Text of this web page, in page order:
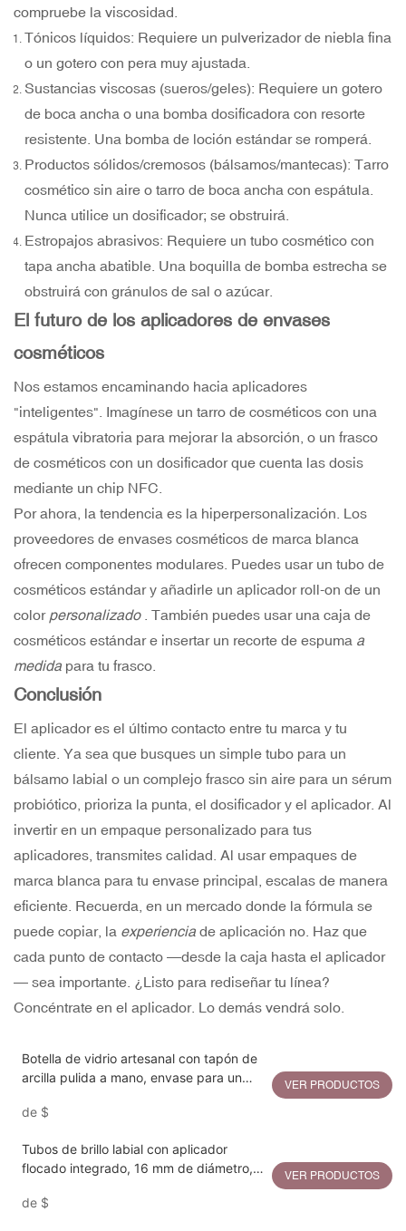
compruebe la viscosidad.
Tónicos líquidos: Requiere un pulverizador de niebla fina
o un gotero con pera muy ajustada.
Sustancias viscosas (sueros/geles): Requiere un gotero
de boca ancha o una bomba dosificadora con resorte
resistente. Una bomba de loción estándar se romperá.
Productos sólidos/cremosos (bálsamos/mantecas): Tarro
cosmético sin aire o tarro de boca ancha con espátula.
Nunca utilice un dosificador; se obstruirá.
Estropajos abrasivos: Requiere un tubo cosmético con
tapa ancha abatible. Una boquilla de bomba estrecha se
obstruirá con gránulos de sal o azúcar.
El futuro de los aplicadores de envases
cosméticos
Nos estamos encaminando hacia aplicadores
"inteligentes". Imagínese un tarro de cosméticos con una
espátula vibratoria para mejorar la absorción, o un frasco
de cosméticos con un dosificador que cuenta las dosis
mediante un chip NFC.
Por ahora, la tendencia es la hiperpersonalización. Los
proveedores de envases cosméticos de marca blanca
ofrecen componentes modulares. Puedes usar un tubo de
cosméticos estándar y añadirle un aplicador roll-on de un
color personalizado. También puedes usar una caja de
cosméticos estándar e insertar un recorte de espuma a
medida para tu frasco.
Conclusión
El aplicador es el último contacto entre tu marca y tu
cliente. Ya sea que busques un simple tubo para un
bálsamo labial o un complejo frasco sin aire para un sérum
probiótico, prioriza la punta, el dosificador y el aplicador. Al
invertir en un empaque personalizado para tus
aplicadores, transmites calidad. Al usar empaques de
marca blanca para tu envase principal, escalas de manera
eficiente. Recuerda, en un mercado donde la fórmula se
puede copiar, la experiencia de aplicación no. Haz que
cada punto de contacto —desde la caja hasta el aplicador
— sea importante. ¿Listo para rediseñar tu línea?
Concéntrate en el aplicador. Lo demás vendrá solo.
Botella de vidrio artesanal con tapón de
arcilla pulida a mano, envase para un
de $
VER PRODUCTOS
Tubos de brillo labial con aplicador
flocado integrado, 16 mm de diámetro,
de $
VER PRODUCTOS